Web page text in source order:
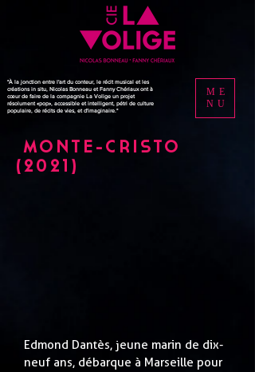
ME
NU
"À la jonction entre l'art du conteur, le récit musical et les
créations in situ, Nicolas Bonneau et Fanny Chériaux ont à
cœur de faire de la compagnie La Volige un projet
résolument «pop», accessible et intelligent, pétri de culture
populaire, de récits de vies, et d'imaginaire."
MONTE-CRISTO
(2021)
Edmond Dantès, jeune marin de dix-
neuf ans, débarque à Marseille pour